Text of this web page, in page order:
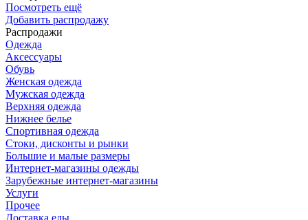
Посмотреть ещё
Добавить распродажу
Распродажи
Одежда
Аксессуары
Обувь
Женская одежда
Мужская одежда
Верхняя одежда
Нижнее белье
Спортивная одежда
Стоки, дисконты и рынки
Большие и малые размеры
Интернет-магазины одежды
Зарубежные интернет-магазины
Услуги
Прочее
Доставка еды